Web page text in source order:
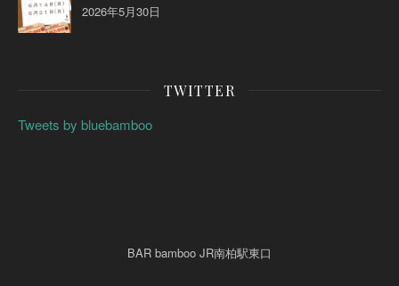
2026年5月30日
TWITTER
Tweets by bluebamboo
BAR bamboo JR南柏駅東口